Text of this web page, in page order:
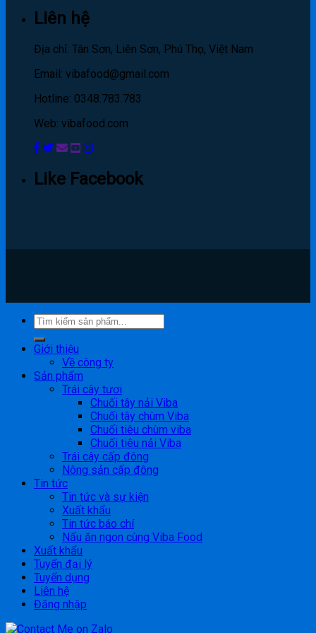
Liên hệ
Địa chỉ: Tân Sơn, Liên Sơn, Phú Thọ, Việt Nam
Email: vibafood@gmail.com
Hotline: 0348.783.783
Web: vibafood.com
Like Facebook
Giới thiệu
Về công ty
Sản phẩm
Trái cây tươi
Chuối tây nải Viba
Chuối tây chùm Viba
Chuối tiêu chùm viba
Chuối tiêu nải Viba
Trái cây cấp đông
Nông sản cấp đông
Tin tức
Tin tức và sự kiện
Xuất khẩu
Tin tức báo chí
Nấu ăn ngon cùng Viba Food
Xuất khẩu
Tuyển đại lý
Tuyển dụng
Liên hệ
Đăng nhập